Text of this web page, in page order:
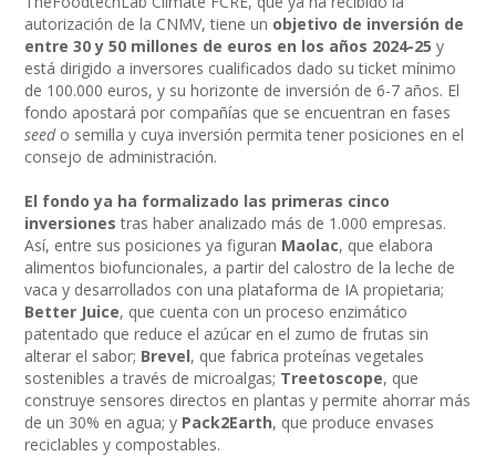
autorización de la CNMV, tiene un objetivo de inversión de
entre 30 y 50 millones de euros en los años 2024-25y
está dirigido a inversores cualificados dado su ticket mínimo
de 100.000 euros, y su horizonte de inversión de 6-7 años. El
fondo apostará por compañías que se encuentran en fases
seedo semilla y cuya inversión permita tener posiciones en el
consejo de administración.
El fondo ya ha formalizado las primeras cinco
inversiones tras haber analizado más de 1.000 empresas.
Así, entre sus posiciones ya figuran Maolac, que elabora
alimentos biofuncionales, a partir del calostro de la leche de
vaca y desarrollados con una plataforma de IA propietaria;
Better Juice, que cuenta con un proceso enzimático
patentado que reduce el azúcar en el zumo de frutas sin
alterar el sabor; Brevel, que fabrica proteínas vegetales
sostenibles a través de microalgas; Treetoscope, que
construye sensores directos en plantas y permite ahorrar más
de un 30% en agua; y Pack2Earth, que produce envases
reciclables y compostables.